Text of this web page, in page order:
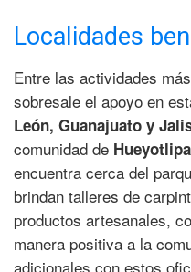
Localidades
Entre las actividades
sobresale el apoyo en
León, Guanajuato y
comunidad de
encuentra cerca del
brindan talleres de
productos artesanales,
manera positiva a la
adicionales con estos